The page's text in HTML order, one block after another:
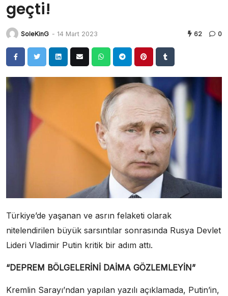
geçti!
SoleKinG - 14 Mart 2023 62 0
Türkiye’de yaşanan ve asrın felaketi olarak
nitelendirilen büyük sarsıntılar sonrasında Rusya Devlet
Lideri Vladimir Putin kritik bir adım attı.
“DEPREM BÖLGELERİNİ DAİMA GÖZLEMLEYİN”
Kremlin Sarayı’ndan yapılan yazılı açıklamada, Putin’in,